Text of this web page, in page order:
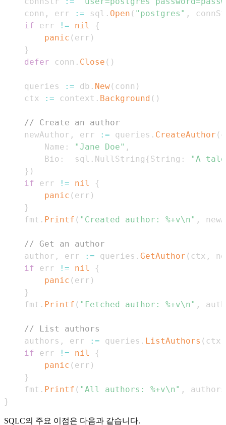
	conn
, err := sql . Open ( "postgres" ,
if err != nil
{
panic ( err )
}
defer conn . Close ( )
	queries
:= db . New( conn )
	ctx
:= context . Background ( )
// Create an author
	newAuthor
, err := queries . CreateAuthor (
		Name
: "Jane Doe" ,
		Bio
:
  sql
. NullString {String :
"A
} )
if err != nil
{
panic ( err )
}
	fmt
. Printf ( "Created author: %+v\n" ,
// Get an author
	author
, err := queries . GetAuthor ( ctx ,
if err != nil
{
panic ( err )
}
	fmt
. Printf ( "Fetched author: %+v\n" ,
// List authors
	authors
, err := queries . ListAuthors ( ctx
if err != nil
{
panic ( err )
}
	fmt
. Printf ( "All authors: %+v\n" ,
authors
}
SQLC의 주요 이점은 다음과 같습니다.